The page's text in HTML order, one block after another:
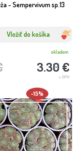
- Sempervivum sp.13
Vložiť do košíka
3.30 €
s DPH
skladom
-15%